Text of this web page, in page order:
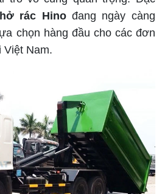
rác Hinođang ngày càng
chọn hàng đầu cho các đơn
Việt Nam.